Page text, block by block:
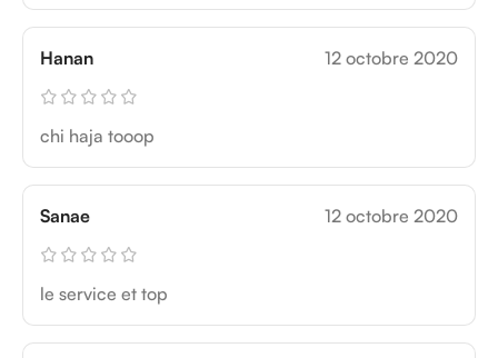
Hanan 12 octobre 2020
chi haja tooop
Sanae 12 octobre 2020
le service et top